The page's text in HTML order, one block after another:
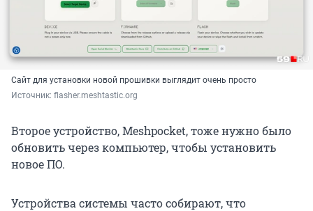
Сайт для установки новой прошивки выглядит очень просто
Источник: flasher.meshtastic.org
Второе устройство, Meshpocket, тоже нужно было
обновить через компьютер, чтобы установить
новое ПО.
Устройства системы часто собирают, что